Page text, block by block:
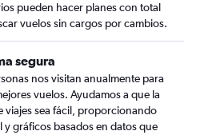
pueden hacer planes con total
vuelos sin cargos por cambios.
segura
nos visitan anualmente para
vuelos. Ayudamos a que la
viajes sea fácil, proporcionando
y gráficos basados en datos que